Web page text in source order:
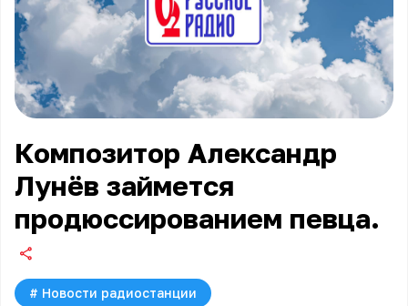
Композитор Александр
Лунёв займется
продюссированием певца.
# Новости радиостанции